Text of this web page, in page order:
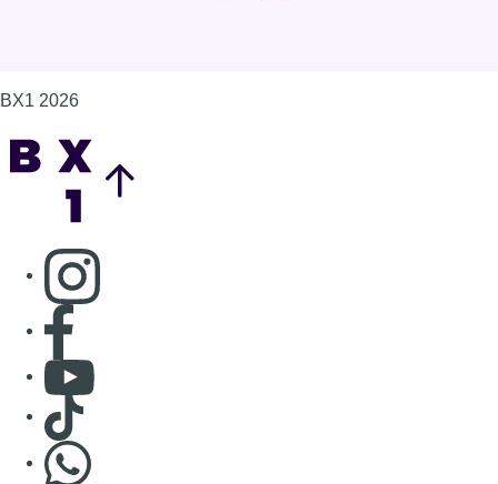
BX1 2026
Consulter page Instagram
Consulter page Facebook
Consulter Youtube
Consulter TikTok